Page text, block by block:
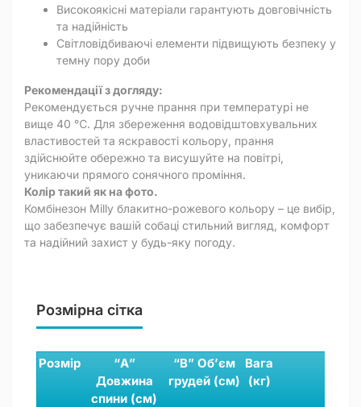
Високоякісні матеріали гарантують довговічність
та надійність
Світловідбиваючі елементи підвищують безпеку у
темну пору доби
Рекомендації з догляду:
Рекомендується ручне прання при температурі не
вище 40 ℃. Для збереження водовідштовхувальних
властивостей та яскравості кольору, прання
здійснюйте обережно та висушуйте на повітрі,
уникаючи прямого сонячного проміння.
Колір такий як на фото.
Комбінезон Milly блакитно-рожевого кольору – це вибір,
що забезпечує вашій собаці стильний вигляд, комфорт
та надійний захист у будь-яку погоду.
Розмірна сітка
Розмір
“А”
Довжина
спини (см)
“В” Об’єм
грудей (см)
Вага
(кг)